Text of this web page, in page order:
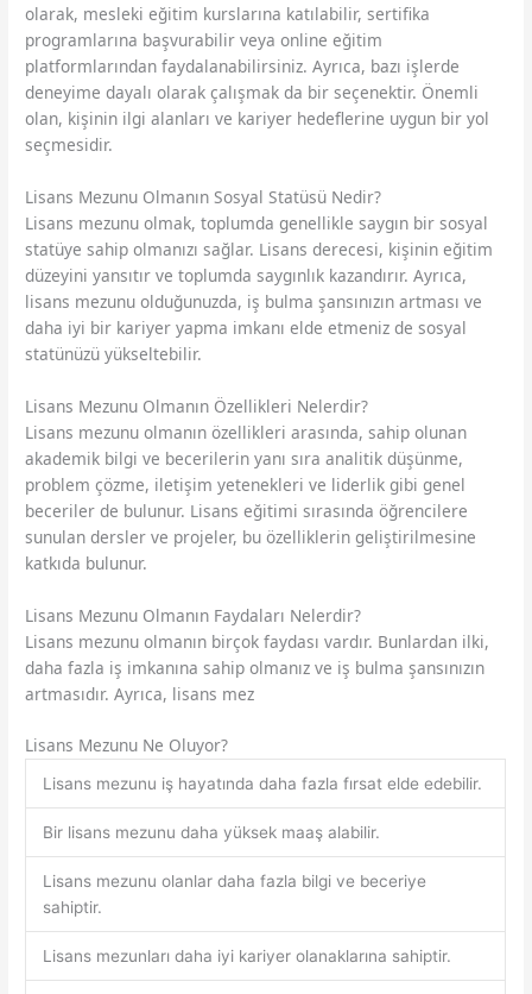
olarak, mesleki eğitim kurslarına katılabilir, sertifika
programlarına başvurabilir veya online eğitim
platformlarından faydalanabilirsiniz. Ayrıca, bazı işlerde
deneyime dayalı olarak çalışmak da bir seçenektir. Önemli
olan, kişinin ilgi alanları ve kariyer hedeflerine uygun bir yol
seçmesidir.
Lisans Mezunu Olmanın Sosyal Statüsü Nedir?
Lisans mezunu olmak, toplumda genellikle saygın bir sosyal
statüye sahip olmanızı sağlar. Lisans derecesi, kişinin eğitim
düzeyini yansıtır ve toplumda saygınlık kazandırır. Ayrıca,
lisans mezunu olduğunuzda, iş bulma şansınızın artması ve
daha iyi bir kariyer yapma imkanı elde etmeniz de sosyal
statünüzü yükseltebilir.
Lisans Mezunu Olmanın Özellikleri Nelerdir?
Lisans mezunu olmanın özellikleri arasında, sahip olunan
akademik bilgi ve becerilerin yanı sıra analitik düşünme,
problem çözme, iletişim yetenekleri ve liderlik gibi genel
beceriler de bulunur. Lisans eğitimi sırasında öğrencilere
sunulan dersler ve projeler, bu özelliklerin geliştirilmesine
katkıda bulunur.
Lisans Mezunu Olmanın Faydaları Nelerdir?
Lisans mezunu olmanın birçok faydası vardır. Bunlardan ilki,
daha fazla iş imkanına sahip olmanız ve iş bulma şansınızın
artmasıdır. Ayrıca, lisans mez
Lisans Mezunu Ne Oluyor?
Lisans mezunu iş hayatında daha fazla fırsat elde edebilir.
Bir lisans mezunu daha yüksek maaş alabilir.
Lisans mezunu olanlar daha fazla bilgi ve beceriye
sahiptir.
Lisans mezunları daha iyi kariyer olanaklarına sahiptir.